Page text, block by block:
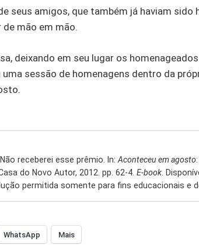
seus amigos, que também já haviam
mão em mão.
deixando em seu lugar os
uma sessão de homenagens dentro da
receberei esse prêmio. In: Aconteceu em agosto
do Novo Autor, 2012. pp. 62-4. E-book .
permitida somente para fins educacionais e
WhatsApp Mais